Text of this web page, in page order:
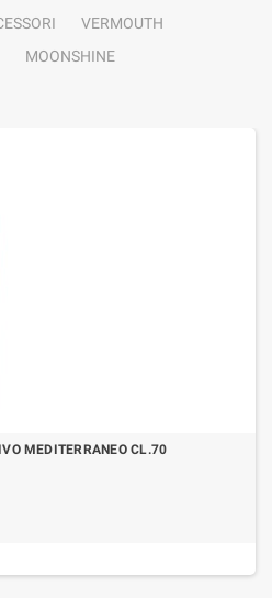
VERMOUTH
MOONSHINE
MEDITERRANEO CL.70